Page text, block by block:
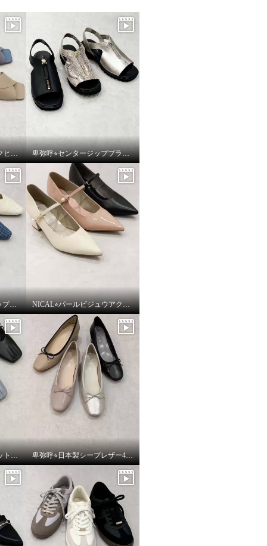
卑弥呼⭐︎ 撥水本革ブロックヒールカバードクロスサンダルをご紹介いたします。 卑弥呼⭐︎センタージッププラットフォームサンダルをご紹介いたします。
NICAL⭐︎ビジューストラップツィードパンプスをご紹介いたします。 NICAL⭐︎パールビジュウアクセントメリージェーンパンプスをご紹介いたします。
卑弥呼⭐︎ クロスゴムフラットパンプスをご紹介いたします。 卑弥呼⭐︎日本製シープレザー4cmヒールバレエパンプスをご紹介いたします。